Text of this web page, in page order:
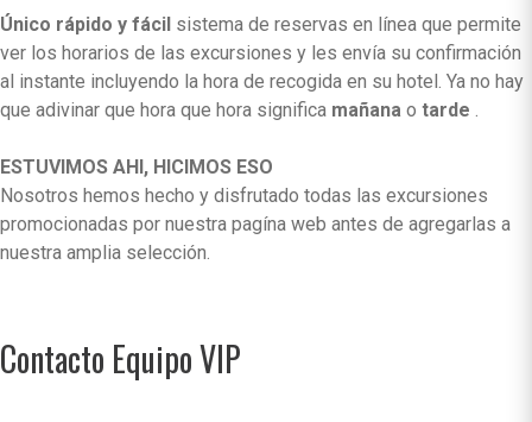
Único rápido y fácil sistema de reservas en línea que permite
ver los horarios de las excursiones y les envía su confirmación
al instante incluyendo la hora de recogida en su hotel. Ya no hay
que adivinar que hora que hora significa mañana o tarde .
ESTUVIMOS AHI, HICIMOS ESO
Nosotros hemos hecho y disfrutado todas las excursiones
promocionadas por nuestra pagína web antes de agregarlas a
nuestra amplia selección.
Contacto Equipo VIP